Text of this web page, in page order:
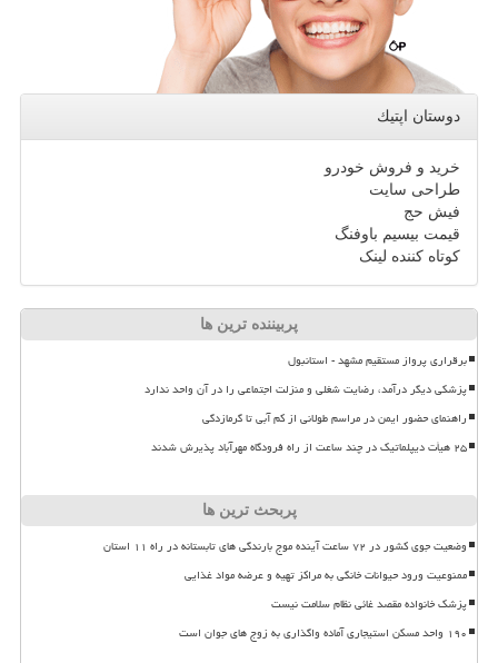
دوستان اپتیك
خرید و فروش خودرو
طراحی سایت
فیش حج
قیمت بیسیم باوفنگ
کوتاه کننده لینک
پربیننده ترین ها
برقراری پرواز مستقیم مشهد - استانبول
پزشکی دیگر درآمد، رضایت شغلی و منزلت اجتماعی را در آن واحد ندارد
راهنمای حضور ایمن در مراسم طولانی از کم آبی تا گرمازدگی
۲۵ هیأت دیپلماتیک در چند ساعت از راه فرودگاه مهرآباد پذیرش شدند
پربحث ترین ها
وضعیت جوی کشور در ۷۲ ساعت آینده موج بارندگی های تابستانه در راه ۱۱ استان
ممنوعیت ورود حیوانات خانگی به مراکز تهیه و عرضه مواد غذایی
پزشک خانواده مقصد غائی نظام سلامت نیست
۱۹۰ واحد مسکن استیجاری آماده واگذاری به زوج های جوان است